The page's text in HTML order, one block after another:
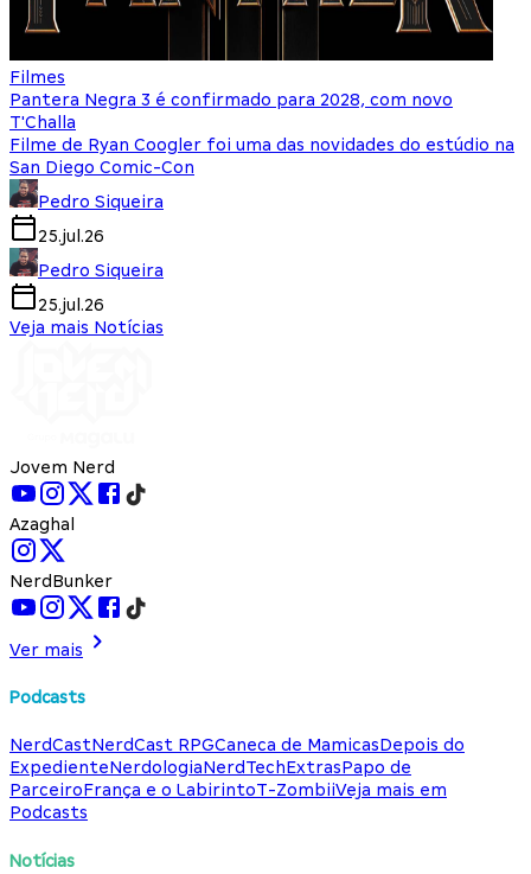
Filmes
Pantera Negra 3 é confirmado para 2028, com novo
T'Challa
Filme de Ryan Coogler foi uma das novidades do estúdio na
San Diego Comic-Con
Pedro Siqueira
25.jul.26
Pedro Siqueira
25.jul.26
Veja mais Notícias
Jovem Nerd
Azaghal
NerdBunker
Ver mais
Podcasts
NerdCastNerdCast RPGCaneca de MamicasDepois do
ExpedienteNerdologiaNerdTechExtrasPapo de
ParceiroFrança e o LabirintoT-ZombiiVeja mais em
Podcasts
Notícias